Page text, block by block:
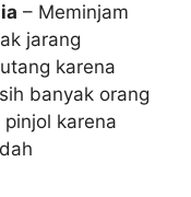
– Meminjam
jarang
karena
banyak orang
karena